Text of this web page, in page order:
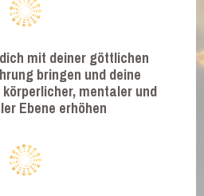
mit deiner göttlichen
bringen und deine
mentaler und
Ebene erhöhen